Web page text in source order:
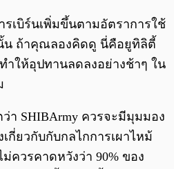
รเบิร์นเพิ่มขึ้นตามอัตราการใช้
น ถ้าคุณลองคิดดู นี่คือยูทิลิตี้
ำให้อุปทานลดลงอย่างช้าๆ ใน
ว่า SHIBArmy ควรจะมีมุมมอง
กี่ยวกับกับกลไกการเผาไหม้
ม่ควรคาดหวังว่า 90% ของ